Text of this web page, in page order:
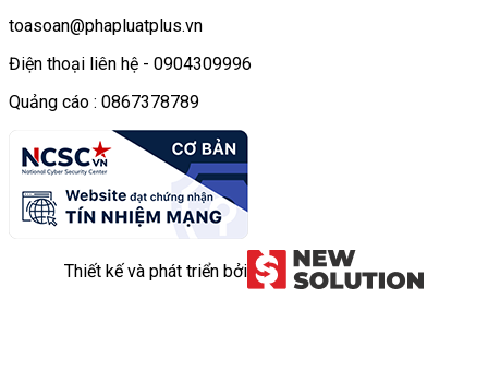
toasoan@phapluatplus.vn
Điện thoại liên hệ - 0904309996
Quảng cáo : 0867378789
Thiết kế và phát triển bởi